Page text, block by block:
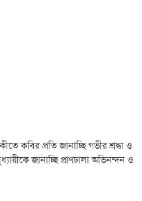
কবির প্রতি জানাচ্ছি গভীর শ্রদ্ধা ও
জানাচ্ছি প্রাণঢালা অভিনন্দন ও